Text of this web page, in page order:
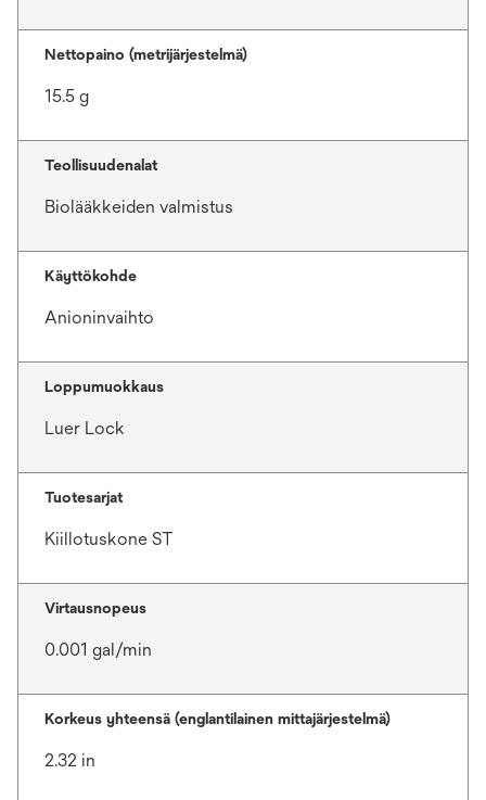
Nettopaino (metrijärjestelmä)
15.5 g
Teollisuudenalat
Biolääkkeiden valmistus
Käyttökohde
Anioninvaihto
Loppumuokkaus
Luer Lock
Tuotesarjat
Kiillotuskone ST
Virtausnopeus
0.001 gal/min
Korkeus yhteensä (englantilainen mittajärjestelmä)
2.32 in